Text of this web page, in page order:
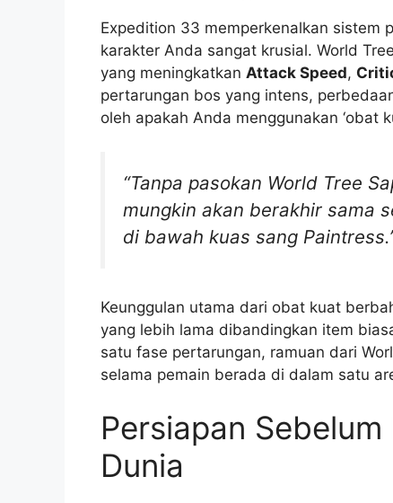
Expedition 33 memperkenalkan
karakter Anda sangat krusial. World
yang meningkatkan Attack Speed,
pertarungan bos yang intens,
oleh apakah Anda menggunakan ‘obat
“Tanpa pasokan World Tree
mungkin akan berakhir sama
di bawah kuas sang
Keunggulan utama dari obat kuat
yang lebih lama dibandingkan item
satu fase pertarungan, ramuan dari
selama pemain berada di dalam satu
Persiapan
Dunia